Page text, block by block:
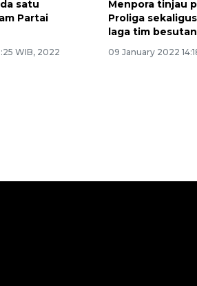
satu
Partai
WIB, 2022
Menpora tinjau
Proliga
laga tim besutan
09 January 2022
Alokasi anggaran